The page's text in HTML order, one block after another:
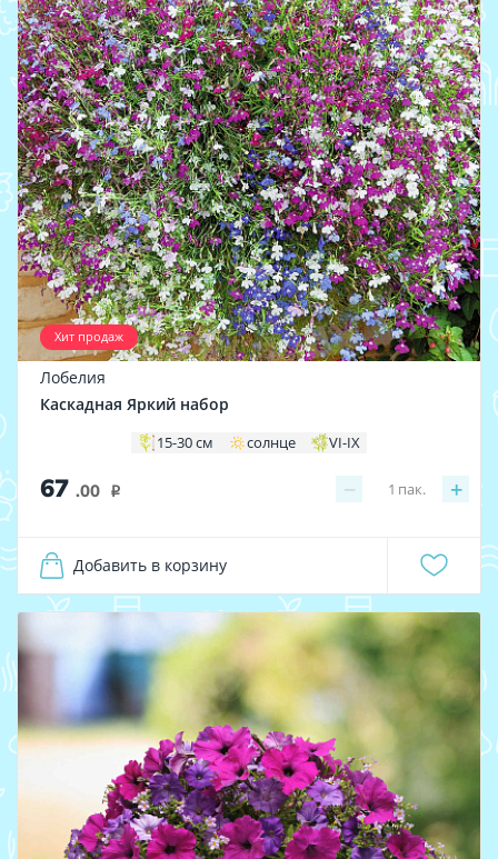
Хит продаж
Лобелия
Каскадная Яркий набор
15-30 см солнце VI-IX
67 .00 i − +
1 пак.
Добавить в корзину